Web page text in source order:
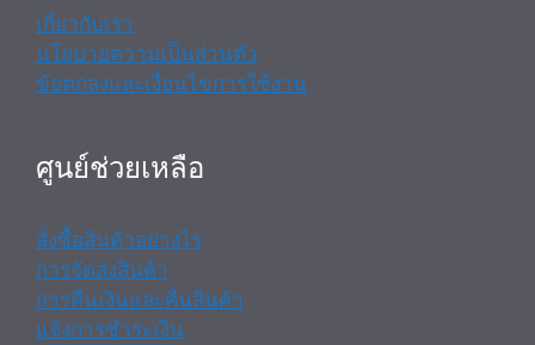
เกี่ยวกับเรา
นโยบายความเป็นส่วนตัว
ข้อตกลงและเงื่อนไขการใช้งาน
ศูนย์ช่วยเหลือ
สั่งซื้อสินค้าอย่างไร
การจัดส่งสินค้า
การคืนเงินและคืนสินค้า
แจ้งการชำระเงิน